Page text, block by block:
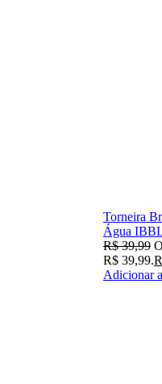
Torneira
Água
R$39,99
R$ 39,99.
Adicionar